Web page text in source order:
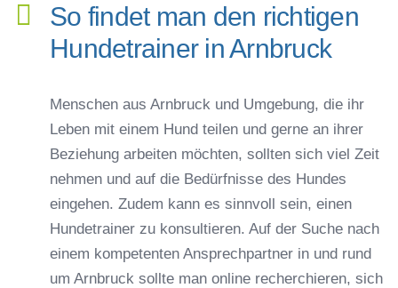
So findet man den richtigen
Hundetrainer in Arnbruck
Menschen aus Arnbruck und Umgebung, die ihr
Leben mit einem Hund teilen und gerne an ihrer
Beziehung arbeiten möchten, sollten sich viel Zeit
nehmen und auf die Bedürfnisse des Hundes
eingehen. Zudem kann es sinnvoll sein, einen
Hundetrainer zu konsultieren. Auf der Suche nach
einem kompetenten Ansprechpartner in und rund
um Arnbruck sollte man online recherchieren, sich